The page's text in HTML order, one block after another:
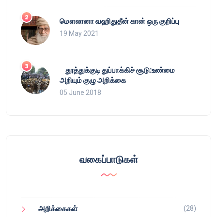
மௌலானா வஹிதுதீன் கான் ஒரு குறிப்பு
19 May 2021
தூத்துக்குடி துப்பாக்கிச் சூடு:உண்மை
அறியும் குழு அறிக்கை
05 June 2018
வகைப்பாடுகள்
அறிக்கைகள் (28)